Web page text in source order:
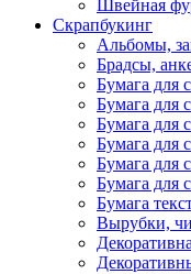
Швейная
Скрапбукинг
Альбомы,
Брадсы,
Бумага для
Бумага для
Бумага для
Бумага для
Бумага для
Бумага для
Бумага
Вырубки,